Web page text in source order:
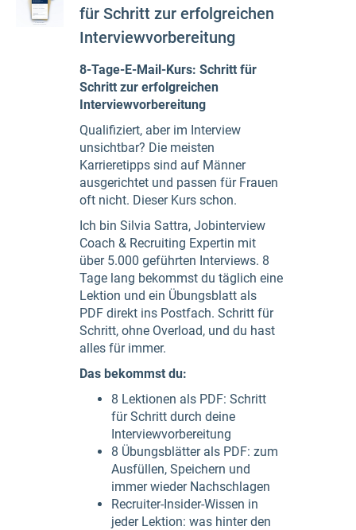
für Schritt zur erfolgreichen
Interviewvorbereitung
8-Tage-E-Mail-Kurs: Schritt für
Schritt zur erfolgreichen
Interviewvorbereitung
Qualifiziert, aber im Interview
unsichtbar? Die meisten
Karrieretipps sind auf Männer
ausgerichtet und passen für Frauen
oft nicht. Dieser Kurs schon.
Ich bin Silvia Sattra, Jobinterview
Coach & Recruiting Expertin mit
über 5.000 geführten Interviews. 8
Tage lang bekommst du täglich eine
Lektion und ein Übungsblatt als
PDF direkt ins Postfach. Schritt für
Schritt, ohne Overload, und du hast
alles für immer.
Das bekommst du:
8 Lektionen als PDF: Schritt
für Schritt durch deine
Interviewvorbereitung
8 Übungsblätter als PDF: zum
Ausfüllen, Speichern und
immer wieder Nachschlagen
Recruiter-Insider-Wissen in
jeder Lektion: was hinter den